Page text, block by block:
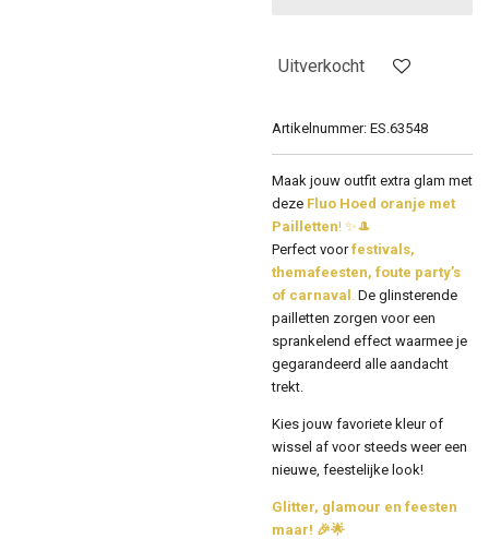
Uitverkocht
Artikelnummer: ES.63548
Maak jouw outfit extra glam met
deze Fluo Hoed oranje met
Pailletten! ✨🎩
Perfect voorfestivals,
themafeesten, foute party’s
of carnaval De glinsterende
pailletten zorgen voor een
sprankelend effect waarmee je
gegarandeerd alle aandacht
trekt.
Kies jouw favoriete kleur of
wissel af voor steeds weer een
nieuwe, feestelijke look!
Glitter, glamour en feesten
maar! 🎉🌟